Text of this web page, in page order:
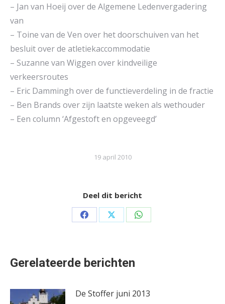
– Jan van Hoeij over de Algemene Ledenvergadering
van
– Toine van de Ven over het doorschuiven van het
besluit over de atletiekaccommodatie
– Suzanne van Wiggen over kindveilige
verkeersroutes
– Eric Dammingh over de functieverdeling in de fractie
– Ben Brands over zijn laatste weken als wethouder
– Een column ‘Afgestoft en opgeveegd’
19 april 2010
Deel dit bericht
Share Share Share
Gerelateerde berichten
De Stoffer juni 2013